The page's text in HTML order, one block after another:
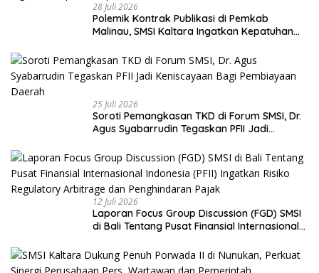
28 Juli 2026
Polemik Kontrak Publikasi di Pemkab
Malinau, SMSI Kaltara Ingatkan Kepatuhan
25 Juli 2026
Soroti Pemangkasan TKD di Forum SMSI, Dr.
Agus Syabarrudin Tegaskan PFII Jadi
12 Juli 2026
Laporan Focus Group Discussion (FGD) SMSI
di Bali Tentang Pusat Finansial Internasional
Arbitrage dan Penghindaran Pajak